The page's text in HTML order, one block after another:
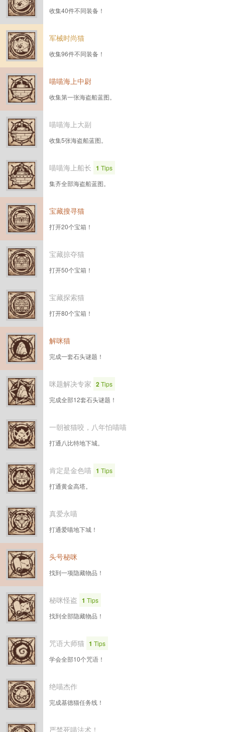
收集40件不同装备！
军械时尚猫
收集96件不同装备！
喵喵海上中尉
收集第一张海盗船蓝图。
喵喵海上大副
收集5张海盗船蓝图。
喵喵海上船长 1 Tips
集齐全部海盗船蓝图。
宝藏搜寻猫
打开20个宝箱！
宝藏掠夺猫
打开50个宝箱！
宝藏探索猫
打开80个宝箱！
解咪猫
完成一套石头谜题！
咪题解决专家 2Tips
完成全部12套石头谜题！
一朝被猫咬，八年怕喵喵
打通八比特地下城。
肯定是金色喵 1 Tips
打通黄金高塔。
真爱永喵
打通爱喵地下城！
头号秘咪
找到一项隐藏物品！
秘咪怪盗 1 Tips
找到全部隐藏物品！
咒语大师猫 1 Tips
学会全部10个咒语！
绝喵杰作
完成基德猫任务线！
严禁死喵法术！